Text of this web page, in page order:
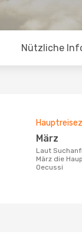
Nützliche
März
Laut Suchanfragen unserer Kunden ist
März die
Oecussi